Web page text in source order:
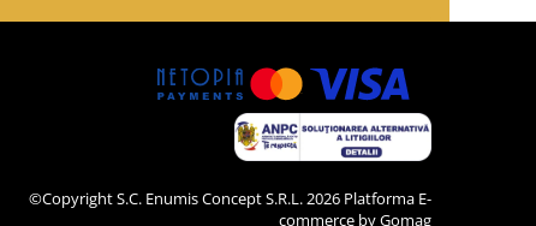
©Copyright S.C. Enumis Concept S.R.L. 2026 Platforma E-
commerce by Gomag